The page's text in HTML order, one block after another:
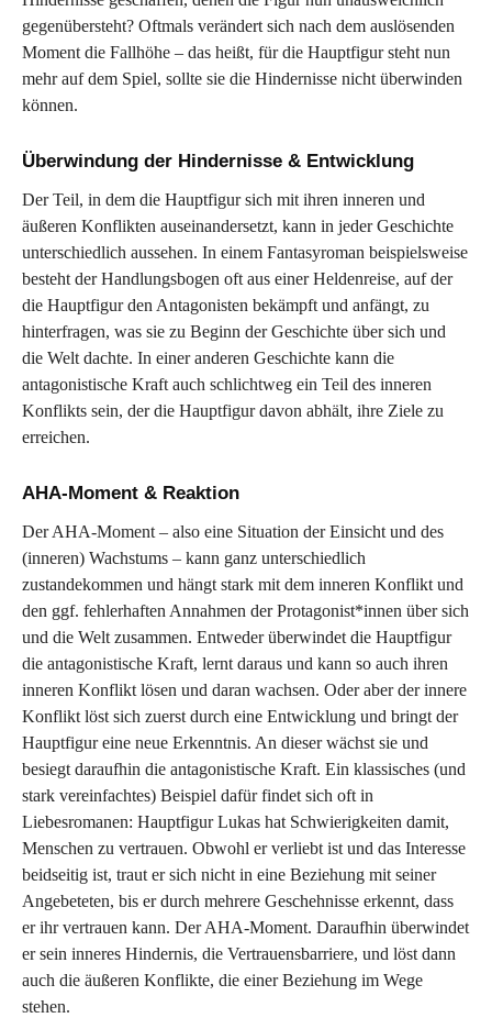
gegenübersteht? Oftmals verändert sich nach dem auslösenden
Moment die Fallhöhe – das heißt, für die Hauptfigur steht nun
mehr auf dem Spiel, sollte sie die Hindernisse nicht überwinden
können.
Überwindung der Hindernisse & Entwicklung
Der Teil, in dem die Hauptfigur sich mit ihren inneren und
äußeren Konflikten auseinandersetzt, kann in jeder Geschichte
unterschiedlich aussehen. In einem Fantasyroman beispielsweise
besteht der Handlungsbogen oft aus einer Heldenreise, auf der
die Hauptfigur den Antagonisten bekämpft und anfängt, zu
hinterfragen, was sie zu Beginn der Geschichte über sich und
die Welt dachte. In einer anderen Geschichte kann die
antagonistische Kraft auch schlichtweg ein Teil des inneren
Konflikts sein, der die Hauptfigur davon abhält, ihre Ziele zu
erreichen.
AHA-Moment & Reaktion
Der AHA-Moment – also eine Situation der Einsicht und des
(inneren) Wachstums – kann ganz unterschiedlich
zustandekommen und hängt stark mit dem inneren Konflikt und
den ggf. fehlerhaften Annahmen der Protagonist*innen über sich
und die Welt zusammen. Entweder überwindet die Hauptfigur
die antagonistische Kraft, lernt daraus und kann so auch ihren
inneren Konflikt lösen und daran wachsen. Oder aber der innere
Konflikt löst sich zuerst durch eine Entwicklung und bringt der
Hauptfigur eine neue Erkenntnis. An dieser wächst sie und
besiegt daraufhin die antagonistische Kraft. Ein klassisches (und
stark vereinfachtes) Beispiel dafür findet sich oft in
Liebesromanen: Hauptfigur Lukas hat Schwierigkeiten damit,
Menschen zu vertrauen. Obwohl er verliebt ist und das Interesse
beidseitig ist, traut er sich nicht in eine Beziehung mit seiner
Angebeteten, bis er durch mehrere Geschehnisse erkennt, dass
er ihr vertrauen kann. Der AHA-Moment. Daraufhin überwindet
er sein inneres Hindernis, die Vertrauensbarriere, und löst dann
auch die äußeren Konflikte, die einer Beziehung im Wege
stehen.